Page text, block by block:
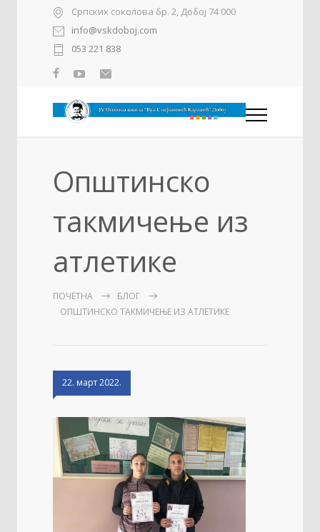
Српских соколова бр. 2, Добој 74 000
info@vskdoboj.com
053 221 838
Општинско
такмичење из
атлетике
ПОЧЕТНА
БЛОГ
ОПШТИНСКО ТАКМИЧЕЊЕ ИЗ АТЛЕТИКЕ
22. март 2022.